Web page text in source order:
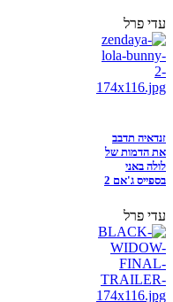
עדי פרל
זנדאיה תדבב
את הדמות של
לולה באני
בספייס ג'אם 2
עדי פרל